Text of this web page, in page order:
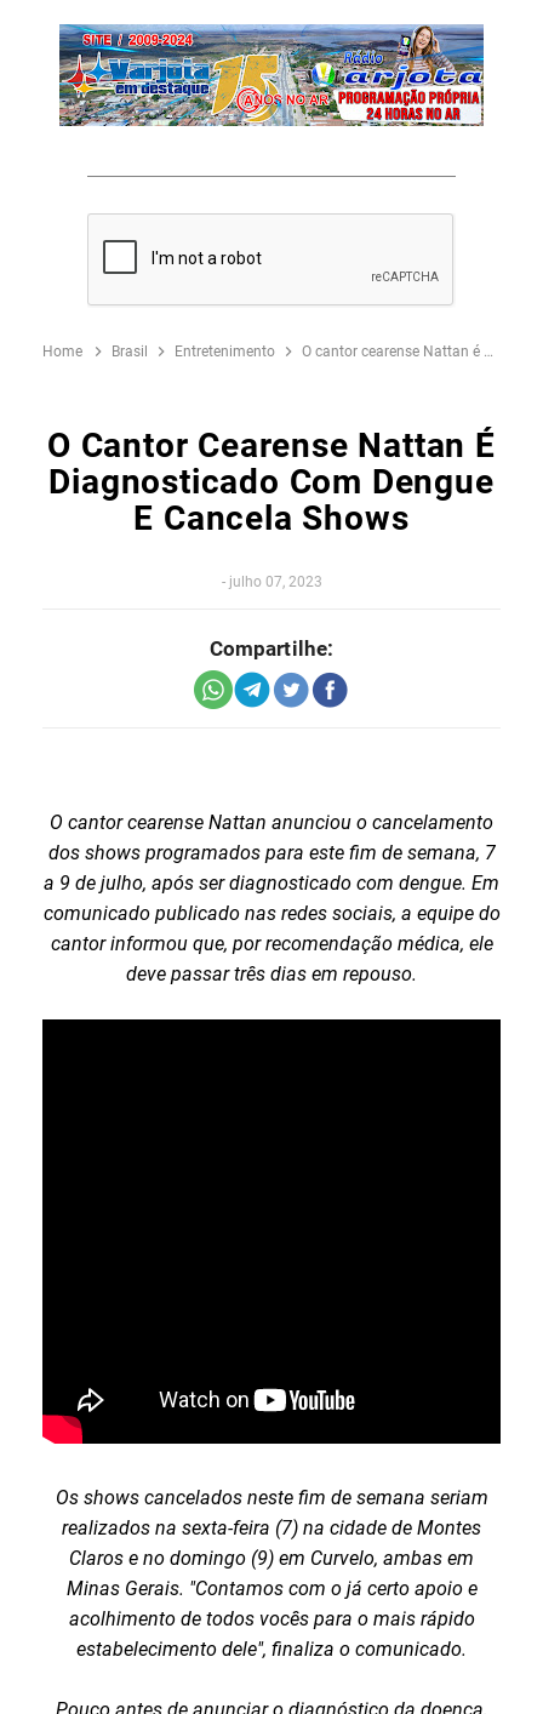
Home Brasil Entretenimento O cantor cearense Nattan é diagnosticado com dengue e cancela shows
O Cantor Cearense Nattan É
Diagnosticado Com Dengue
E Cancela Shows
- julho 07, 2023
Compartilhe:
O cantor cearense Nattan anunciou o cancelamento
dos shows programados para este fim de semana, 7
a 9 de julho, após ser diagnosticado com dengue. Em
comunicado publicado nas redes sociais, a equipe do
cantor informou que, por recomendação médica, ele
deve passar três dias em repouso.
Os shows cancelados neste fim de semana seriam
realizados na sexta-feira (7) na cidade de Montes
Claros e no domingo (9) em Curvelo, ambas em
Minas Gerais. "Contamos com o já certo apoio e
acolhimento de todos vocês para o mais rápido
estabelecimento dele", finaliza o comunicado.